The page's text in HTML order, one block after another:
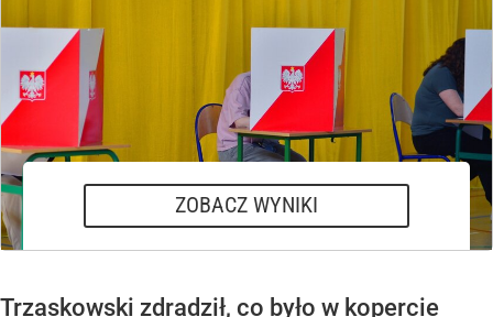
Krzysztof Stanowski
Rafał Trzaskowski
Marek Woch
Adrian ZandbergZOBACZ WYNIKI
Trzaskowski zdradził, co było w kopercie